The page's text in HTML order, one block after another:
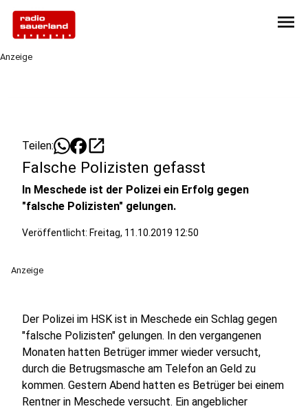
menu
Anzeige
Teilen: open_in_new
Falsche Polizisten gefasst
In Meschede ist der Polizei ein Erfolg gegen
"falsche Polizisten" gelungen.
Veröffentlicht: Freitag, 11.10.2019 12:50
Anzeige
Der Polizei im HSK ist in Meschede ein Schlag gegen
"falsche Polizisten" gelungen. In den vergangenen
Monaten hatten Betrüger immer wieder versucht,
durch die Betrugsmasche am Telefon an Geld zu
kommen. Gestern Abend hatten es Betrüger bei einem
Rentner in Meschede versucht. Ein angeblicher